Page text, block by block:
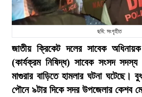
ছবি: সংগৃহীত
জাতীয় ক্রিকেট দলের সাবেক
(কার্যক্রম নিষিদ্ধ) সাবেক সংসদ
মাগুরার বাড়িতে হামলার ঘটনা
পৌনে ৯টার দিকে সদর উপজেলার কেশব